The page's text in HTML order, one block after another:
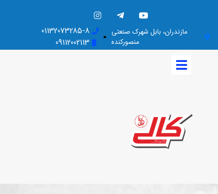
مازندران، بابل شهرک صنعتی
منصورکنده
01132073285-8
09112002113